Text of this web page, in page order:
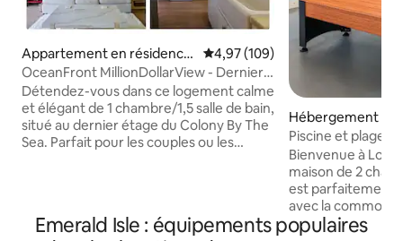
Appartement en résidence
⋅ Salter Path
Évaluation moyenne sur la
4,97 (109)
OceanFront MillionDollarView - Dernier
étage, vue panoramique
Détendez-vous dans ce logement calme
et élégant de 1 chambre/1,5 salle de bain,
situé au dernier étage du Colony By The
Sea. Parfait pour les couples ou les
équipée, d'un lit king size Saatva et d'une
Hébergement ⋅
ail Beach
Piscine et plage |
Gymnase
Bienvenue à Lost
maison de 2
est parfaitement
avec la
à offrir. Vous
Emerald Isle : équipements populaires